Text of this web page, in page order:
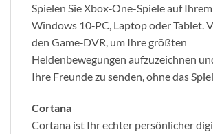
Spielen Sie Xbox‑One-Spiele auf Ihrem
Windows 10‑PC, Laptop oder Tablet.
den Game‑DVR, um Ihre größten
Heldenbewegungen aufzuzeichnen
Ihre Freunde zu senden, ohne das
Cortana
Cortana ist Ihr echter persönlicher